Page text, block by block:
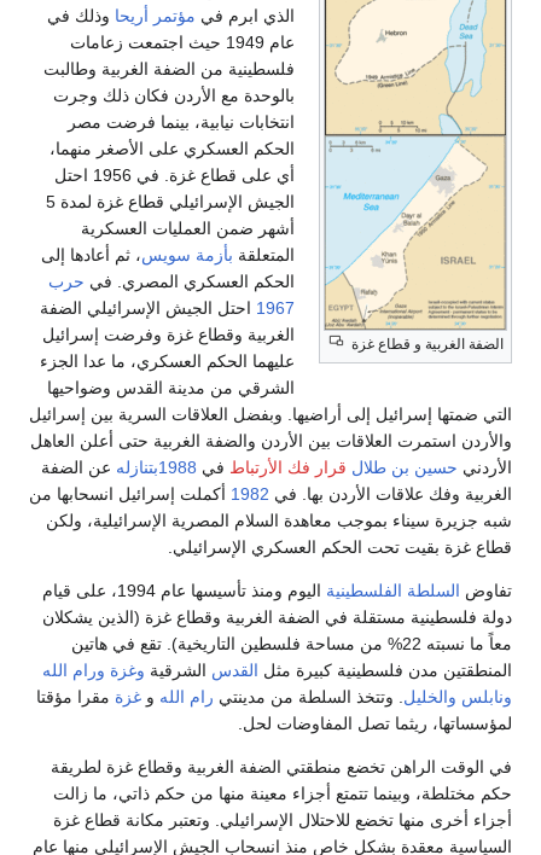
و قطاع غزة
الذي ابرم فيمؤتمر أريحا وذلك في
عام 1949 حيث اجتمعت زعامات
فلسطينية من الضفة الغربية وطالبت
بالوحدة مع الأردن فكان ذلك وجرت
انتخابات نيابية، بينما فرضت مصر
الحكم العسكري على الأصغر منهما،
أي على قطاع غزة. في 1956 احتل
الجيش الإسرائيلي قطاع غزة لمدة 5
أشهر ضمن العمليات العسكرية
المتعلقة
بأزمة سويس ، ثم أعادها إلى
الحكم العسكري المصري. فيحرب
1967احتل الجيش الإسرائيلي الضفة
الغربية وقطاع غزة وفرضت إسرائيل
عليهما الحكم العسكري، ما عدا الجزء
الشرقي من مدينة القدس وضواحيها
إسرائيل إلى أراضيها. وبفضل العلاقات السرية بين إسرائيل
العلاقات بين الأردن والضفة الغربية حتى أعلن العاهل
بن طلال قرار فك الأرتباطفي 1988بتنازله
عن الضفة
علاقات الأردن بها. في1982 أكملت إسرائيل انسحابها من
سيناء بموجب معاهدة السلام المصرية الإسرائيلية، ولكن
بقيت تحت الحكم العسكري الإسرائيلي.
الفلسطينية
اليوم ومنذ تأسيسها عام 1994، على قيام
مستقلة في الضفة الغربية وقطاع غزة (الذين يشكلان
معاً ما نسبته 22% من مساحة فلسطين التاريخية). تقع في هاتين
مدن فلسطينية كبيرة مثلالقدسالشرقيةوغزة ورام الله
. وتتخذ السلطة من مدينتيرام اللهوغزة مقرا مؤقتا
ريثما تصل المفاوضات لحل.
الراهن تخضع منطقتي الضفة الغربية وقطاع غزة لطريقة
وبينما تتمتع أجزاء معينة منها من حكم ذاتي، ما زالت
منها تخضع للاحتلال الإسرائيلي. وتعتبر مكانة قطاع غزة
معقدة بشكل خاص منذ انسحاب الجيش الإسرائيلي منها عام